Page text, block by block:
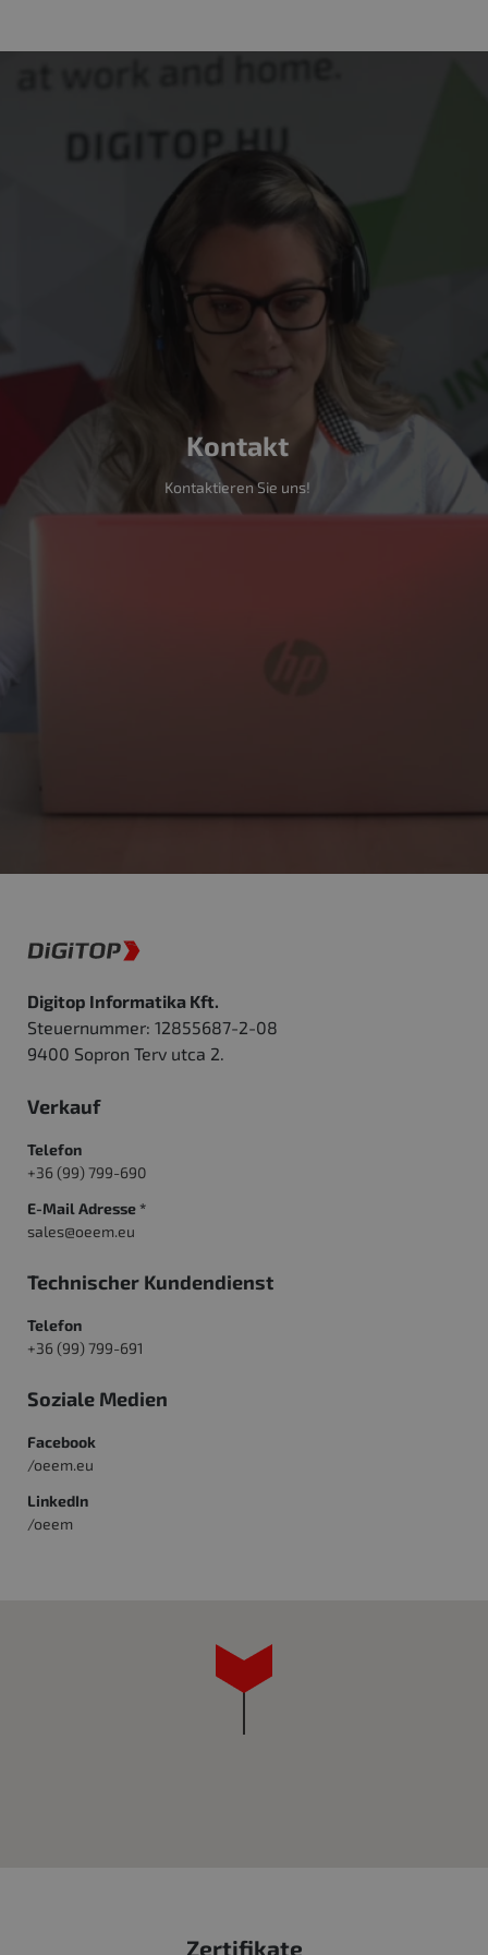
Kontakt
Kontaktieren Sie uns!
Digitop Informatika Kft.
Steuernummer: 12855687-2-08
9400 Sopron Terv utca 2.
Verkauf
Telefon
+36 (99) 799-690
E-Mail Adresse *
sales@oeem.eu
Technischer Kundendienst
Telefon
+36 (99) 799-691
Soziale Medien
Facebook
/oeem.eu
LinkedIn
/oeem
Zertifikate